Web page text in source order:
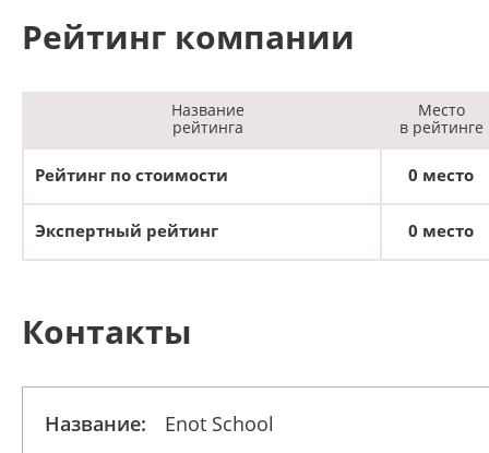
Рейтинг компании
Название
рейтинга
Место
в рейтинге
Рейтинг по стоимости 0 место
Экспертный рейтинг 0 место
Контакты
Название: Enot School